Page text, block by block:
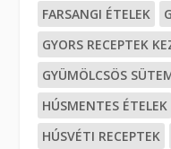
FARSANGI ÉTELEK
GYORS RECEPTEK
GYÜMÖLCSÖS
HÚSMENTES ÉTELEK
HÚSVÉTI RECEPTEK